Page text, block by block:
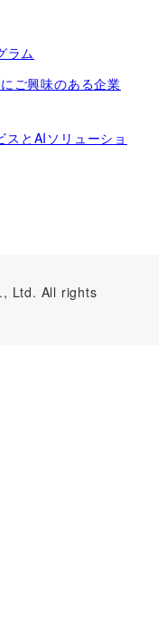
ラム
ご興味のある企業
とAIソリューショ
Ltd. All rights